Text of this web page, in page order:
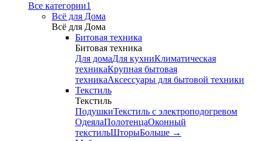
Все категории1
Всё для Дома
Всё для Дома
Битовая техника
Битовая техника
Для домаДля кухниКлиматическая
техникаКрупная бытовая
техникаАксессуары для бытовой техники
Текстиль
Текстиль
ПодушкиТекстиль с электроподогревом
ОдеялаПолотенцаОконный
текстильШторыБольше →